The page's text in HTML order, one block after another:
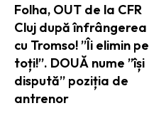
Folha, OUT de la CFR
Cluj după înfrângerea
cu Tromso! ”Îi elimin pe
toți!”. DOUĂ nume ”își
dispută” poziția de
antrenor